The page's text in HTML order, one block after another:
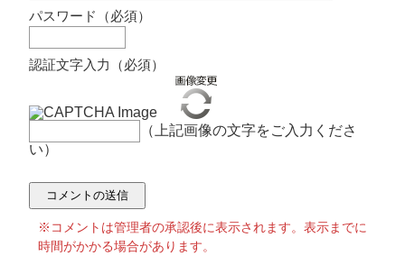
パスワード（必須）
認証文字入力（必須）
（上記画像の文字をご入力くださ
い）
※コメントは管理者の承認後に表示されます。表示までに
時間がかかる場合があります。